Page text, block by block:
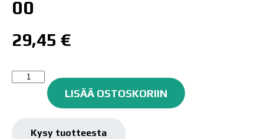
00
29,45 €
Mack
Hanson/Mack
LISÄÄ OSTOSKORIIN
Kysy tuotteesta